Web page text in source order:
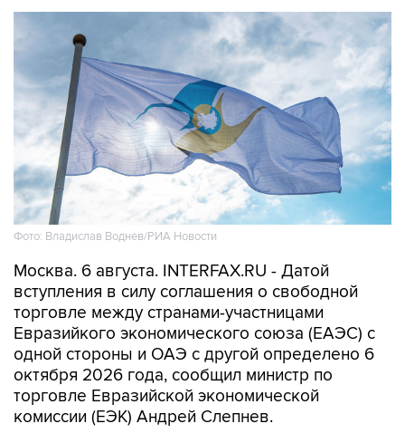
Фото: Владислав Воднев/РИА Новости
Москва. 6 августа. INTERFAX.RU - Датой
вступления в силу соглашения о свободной
торговле между странами-участницами
Евразийкого экономического союза (ЕАЭС) с
одной стороны и ОАЭ с другой определено 6
октября 2026 года, сообщил министр по
торговле Евразийской экономической
комиссии (ЕЭК) Андрей Слепнев.